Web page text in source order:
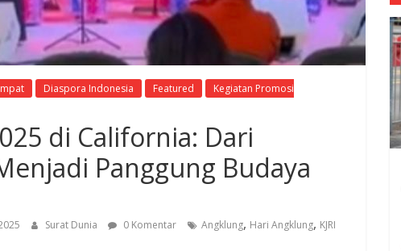
Diaspora Indonesia Featured
Kegiatan Promosi
di California: Dari
Panggung Budaya
Surat Dunia 0 Komentar Angklung, Hari Angklung, KJRI